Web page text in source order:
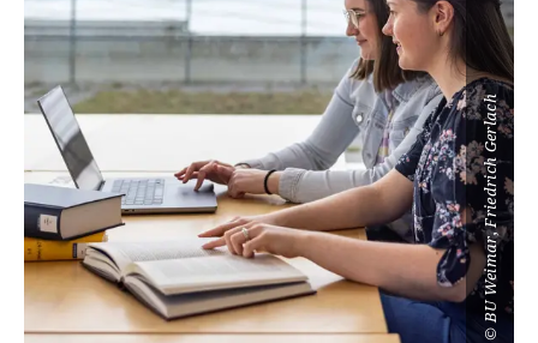
©
BU Weimar, Friedrich Gerlach